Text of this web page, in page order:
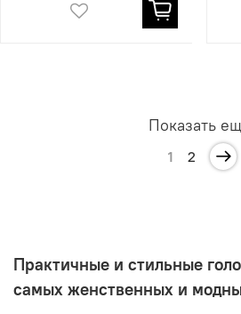
Показать
1 2
Практичные и стильные
самых женственных и